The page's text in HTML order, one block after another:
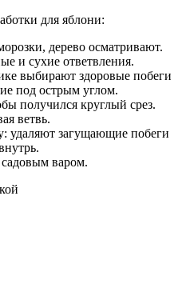
для яблони:
дерево осматривают.
и сухие ответвления.
выбирают здоровые побеги
под острым углом.
получился круглый срез.
ветвь.
удаляют загущающие побеги
варом.